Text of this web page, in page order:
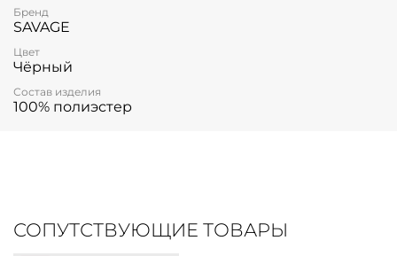
Бренд
SAVAGE
Цвет
Чёрный
Состав изделия
100% полиэстер
СОПУТСТВУЮЩИЕ ТОВАРЫ